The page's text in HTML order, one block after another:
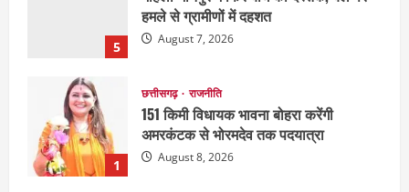
5
हमले से ग्रामीणों में दहशत
August 7, 2026
1
छत्तीसगढ़ राजनीति
151 किमी विधायक भावना बोहरा करेंगी
अमरकंटक से भोरमदेव तक पदयात्रा
August 8, 2026